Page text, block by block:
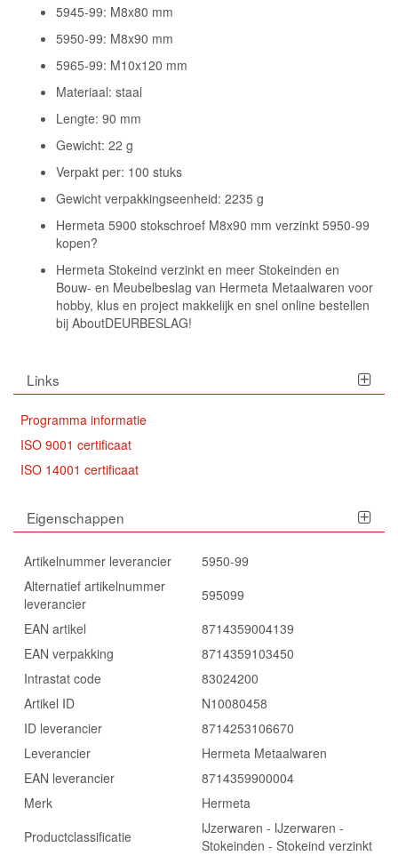
5945-99: M8x80 mm
5950-99: M8x90 mm
5965-99: M10x120 mm
Materiaal: staal
Lengte: 90 mm
Gewicht: 22 g
Verpakt per: 100 stuks
Gewicht verpakkingseenheid: 2235 g
Hermeta 5900 stokschroef M8x90 mm verzinkt 5950-99
kopen?
Hermeta Stokeind verzinkt en meer Stokeinden en
Bouw- en Meubelbeslag van Hermeta Metaalwaren voor
hobby, klus en project makkelijk en snel online bestellen
bij AboutDEURBESLAG!
Links
Programma informatie
ISO 9001 certificaat
ISO 14001 certificaat
Eigenschappen
Artikelnummer leverancier
5950-99
Alternatief artikelnummer
leverancier
595099
EAN artikel
8714359004139
EAN verpakking
8714359103450
Intrastat code
83024200
Artikel ID
N10080458
ID leverancier
8714253106670
Leverancier
Hermeta Metaalwaren
EAN leverancier
8714359900004
Merk
Hermeta
Productclassificatie
IJzerwaren - IJzerwaren -
Stokeinden - Stokeind verzinkt